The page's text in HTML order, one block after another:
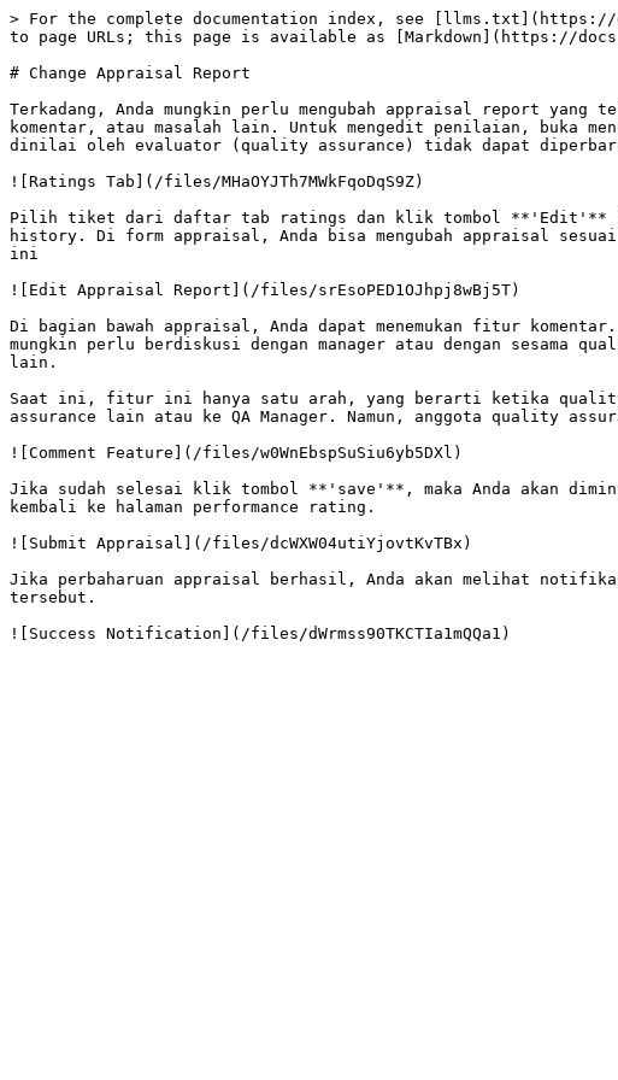
> For the complete documentation index, see [llms.txt](https://
to page URLs; this page is available as [Markdown](https://
# Change Appraisal Report
Terkadang, Anda mungkin perlu mengubah appraisal report yang
komentar, atau masalah lain. Untuk mengedit penilaian, buka
dinilai oleh evaluator (quality assurance) tidak dapat
![Ratings Tab](/files/MHaOYJTh7MWkFqoDqS9Z)
Pilih tiket dari daftar tab ratings dan klik tombol **'Edit'** (![](/
history. Di form appraisal, Anda bisa mengubah appraisal
ini
![Edit Appraisal Report](/files/srEsoPED1OJhpj8wBj5T)
Di bagian bawah appraisal, Anda dapat menemukan fitur
mungkin perlu berdiskusi dengan manager atau dengan sesama
lain.
Saat ini, fitur ini hanya satu arah, yang berarti ketika quality
assurance lain atau ke QA Manager. Namun, anggota quality
![Comment Feature](/files/w0WnEbspSuSiu6yb5DXl)
Jika sudah selesai klik tombol **'save'**, maka Anda akan
kembali ke halaman performance rating.
![Submit Appraisal](/files/dcWXW04utiYjovtKvTBx)
Jika perbaharuan appraisal berhasil, Anda akan melihat
tersebut.